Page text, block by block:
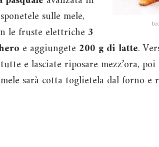
sulle mele,
le fruste elettriche 3
e aggiungete 200 g di latte.
e lasciate riposare mezz’ora,
sarà cotta toglietela dal forno e